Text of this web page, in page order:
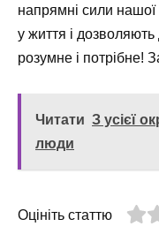
напрямні сили нашої
у життя і
розумне і потрібне!
Читати З усієї
люди
Оцініть статтю